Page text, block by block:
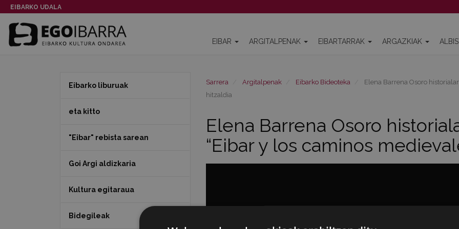
EIBARKO UDALA
EIBAR ARGITALPENAK EIBARTARRAK ARGAZKIAK
Sarrera Argitalpenak Eibarko Bideoteka
Elena Barrena Osoro
hitzaldia
Elena Barrena Osoro
“Eibar y los caminos
Eibarko liburuak
eta kitto
"Eibar" rebista sarean
Goi Argi aldizkaria
Kultura egitaraua
Bidegileak